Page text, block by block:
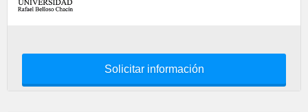
Solicitar información